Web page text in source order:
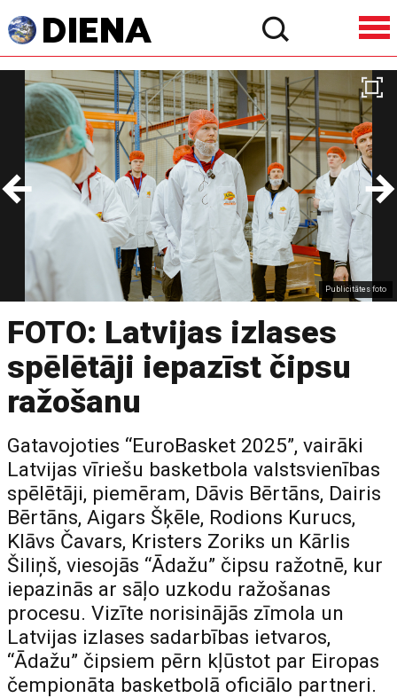
Publicitātes foto
FOTO: Latvijas izlases
spēlētāji iepazīst čipsu
ražošanu
Gatavojoties “EuroBasket 2025”, vairāki
Latvijas vīriešu basketbola valstsvienības
spēlētāji, piemēram, Dāvis Bērtāns, Dairis
Bērtāns, Aigars Šķēle, Rodions Kurucs,
Klāvs Čavars, Kristers Zoriks un Kārlis
Šiliņš, viesojās “Ādažu” čipsu ražotnē, kur
iepazinās ar sāļo uzkodu ražošanas
procesu. Vizīte norisinājās zīmola un
Latvijas izlases sadarbības ietvaros,
“Ādažu” čipsiem pērn kļūstot par Eiropas
čempionāta basketbolā oficiālo partneri.